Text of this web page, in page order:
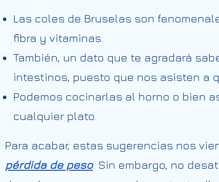
Las coles de Bruselas son
fibra y vitaminas.
También, un dato que te agradará
intestinos, puesto que nos asisten a
Podemos cocinarlas al horno o bien
cualquier plato.
Para acabar, estas sugerencias nos
pérdida de peso. Sin embargo, no